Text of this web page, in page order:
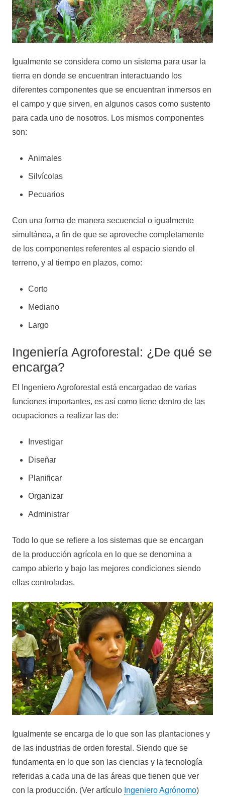
Igualmente se considera como un sistema para usar la
tierra en donde se encuentran interactuando los
diferentes componentes que se encuentran inmersos en
el campo y que sirven, en algunos casos como sustento
para cada uno de nosotros. Los mismos componentes
son:
Animales
Silvícolas
Pecuarios
Con una forma de manera secuencial o igualmente
simultánea, a fin de que se aproveche completamente
de los componentes referentes al espacio siendo el
terreno, y al tiempo en plazos, como:
Corto
Mediano
Largo
Ingeniería Agroforestal: ¿De qué se
encarga?
El Ingeniero Agroforestal está encargadao de varias
funciones importantes, es así como tiene dentro de las
ocupaciones a realizar las de:
Investigar
Diseñar
Planificar
Organizar
Administrar
Todo lo que se refiere a los sistemas que se encargan
de la producción agrícola en lo que se denomina a
campo abierto y bajo las mejores condiciones siendo
ellas controladas.
Igualmente se encarga de lo que son las plantaciones y
de las industrias de orden forestal. Siendo que se
fundamenta en lo que son las ciencias y la tecnología
referidas a cada una de las áreas que tienen que ver
con la producción. (Ver artículo Ingeniero Agrónomo)